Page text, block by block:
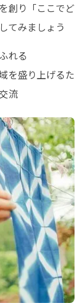
創り「ここでど
てみましょう
れる
を盛り上げるた
流